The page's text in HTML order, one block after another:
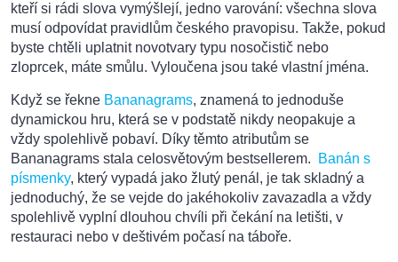
kteří si rádi slova vymýšlejí, jedno varování: všechna slova
musí odpovídat pravidlům českého pravopisu. Takže, pokud
byste chtěli uplatnit novotvary typu nosočistič nebo
zloprcek, máte smůlu. Vyloučena jsou také vlastní jména.
Když se řekne Bananagrams, znamená to jednoduše
dynamickou hru, která se v podstatě nikdy neopakuje a
vždy spolehlivě pobaví. Díky těmto atributům se
Bananagrams stala celosvětovým bestsellerem.
Banán s
písmenky, který vypadá jako žlutý penál, je tak skladný a
jednoduchý, že se vejde do jakéhokoliv zavazadla a vždy
spolehlivě vyplní dlouhou chvíli při čekání na letišti, v
restauraci nebo v deštivém počasí na táboře.